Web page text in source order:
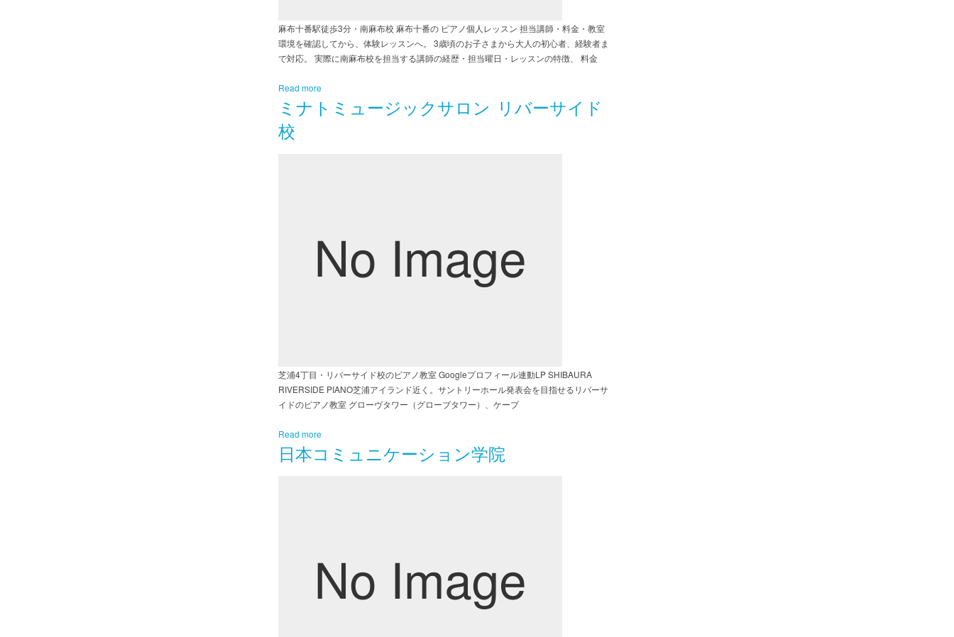
麻布十番駅徒歩3分・南麻布校 麻布十番の ピアノ個人レッスン 担当講師・料金・教室
環境を確認してから、体験レッスンへ。 3歳頃のお子さまから大人の初心者、経験者ま
で対応。 実際に南麻布校を担当する講師の経歴・担当曜日・レッスンの特徴、 料金
Read more
ミナトミュージックサロン リバーサイド
校
芝浦4丁目・リバーサイド校のピアノ教室 Googleプロフィール連動LP SHIBAURA
RIVERSIDE PIANO芝浦アイランド近く。サントリーホール発表会を目指せるリバーサ
イドのピアノ教室 グローヴタワー（グローブタワー）、ケープ
Read more
日本コミュニケーション学院